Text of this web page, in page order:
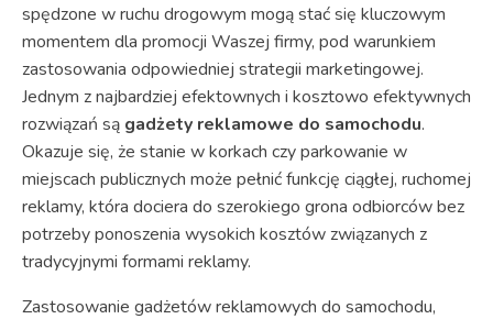
spędzone w ruchu drogowym mogą stać się kluczowym
momentem dla promocji Waszej firmy, pod warunkiem
zastosowania odpowiedniej strategii marketingowej.
Jednym z najbardziej efektownych i kosztowo efektywnych
rozwiązań są gadżety reklamowe do samochodu.
Okazuje się, że stanie w korkach czy parkowanie w
miejscach publicznych może pełnić funkcję ciągłej, ruchomej
reklamy, która dociera do szerokiego grona odbiorców bez
potrzeby ponoszenia wysokich kosztów związanych z
tradycyjnymi formami reklamy.
Zastosowanie gadżetów reklamowych do samochodu,